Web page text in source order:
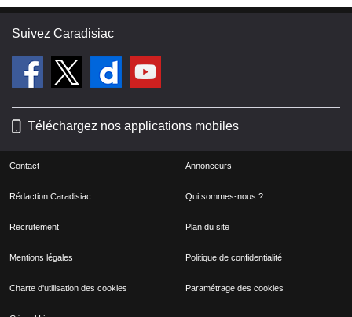
Suivez Caradisiac
Téléchargez nos applications mobiles
Contact Annonceurs
Rédaction Caradisiac Qui sommes-nous ?
Recrutement Plan du site
Mentions légales Politique de confidentialité
Charte d'utilisation des cookies Paramétrage des cookies